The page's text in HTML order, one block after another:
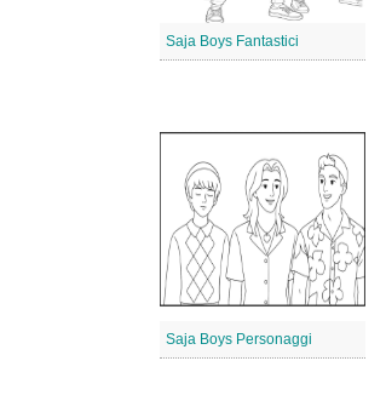
Saja Boys Fantastici
Saja Boys Personaggi